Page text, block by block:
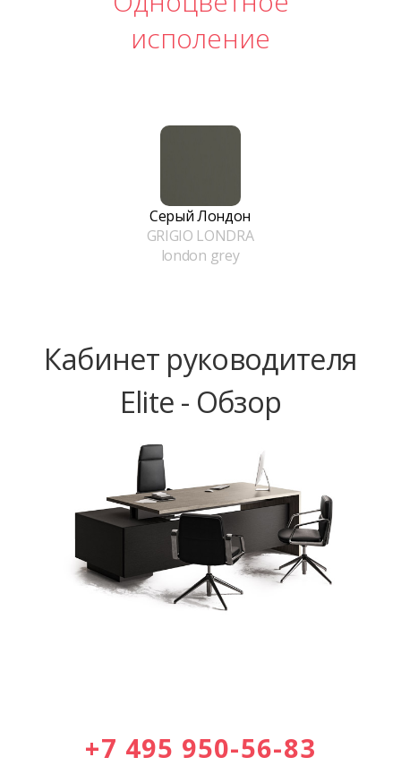
исполение
Серый Лондон
GRIGIO LONDRA
london grey
Кабинет руководителя
Elite - Обзор
+7 495 950-56-83